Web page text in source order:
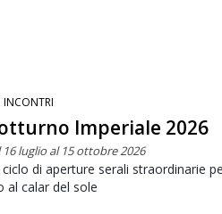
INCONTRI
Imperiale 2026
16 luglio al 15 ottobre 2026
ciclo di aperture serali straordinarie
al calar del sole